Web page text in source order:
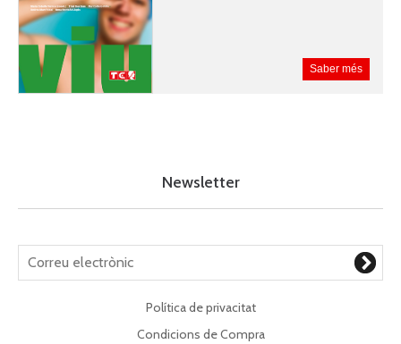
Saber més
Newsletter
Política de privacitat
Condicions de Compra